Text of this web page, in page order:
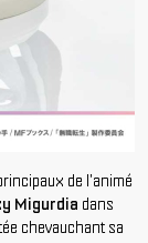
de l'animé
Migurdia dans
chevauchant sa